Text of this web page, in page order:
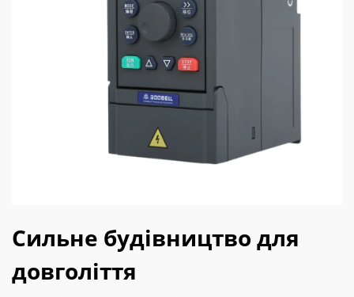
Сильне будівництво для
довголіття